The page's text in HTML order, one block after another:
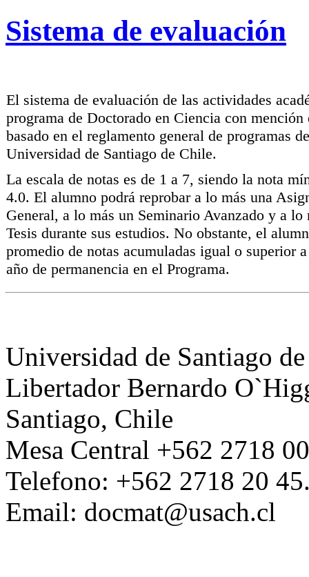
Sistema de evaluación
El sistema de evaluación de las actividades
programa de Doctorado en Ciencia con mención
basado en el reglamento general de programas
Universidad de Santiago de Chile.
La escala de notas es de 1 a 7, siendo la nota
4.0. El alumno podrá reprobar a lo más una
General, a lo más un Seminario Avanzado y a lo
Tesis durante sus estudios. No obstante, el
promedio de notas acumuladas igual o superior
año de permanencia en el Programa.
Universidad de Santiago
Libertador Bernardo
Santiago, Chile
Mesa Central +562 2718
Telefono: +562 2718 20
Email: docmat@usach.cl